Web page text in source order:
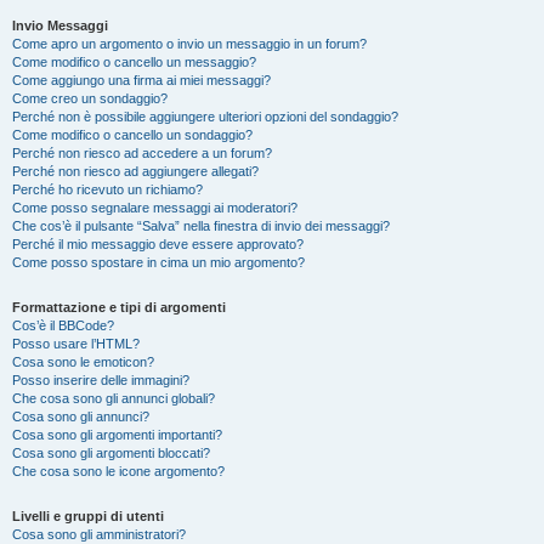
Invio Messaggi
Come apro un argomento o invio un messaggio in un forum?
Come modifico o cancello un messaggio?
Come aggiungo una firma ai miei messaggi?
Come creo un sondaggio?
Perché non è possibile aggiungere ulteriori opzioni del sondaggio?
Come modifico o cancello un sondaggio?
Perché non riesco ad accedere a un forum?
Perché non riesco ad aggiungere allegati?
Perché ho ricevuto un richiamo?
Come posso segnalare messaggi ai moderatori?
Che cos’è il pulsante “Salva” nella finestra di invio dei messaggi?
Perché il mio messaggio deve essere approvato?
Come posso spostare in cima un mio argomento?
Formattazione e tipi di argomenti
Cos’è il BBCode?
Posso usare l’HTML?
Cosa sono le emoticon?
Posso inserire delle immagini?
Che cosa sono gli annunci globali?
Cosa sono gli annunci?
Cosa sono gli argomenti importanti?
Cosa sono gli argomenti bloccati?
Che cosa sono le icone argomento?
Livelli e gruppi di utenti
Cosa sono gli amministratori?